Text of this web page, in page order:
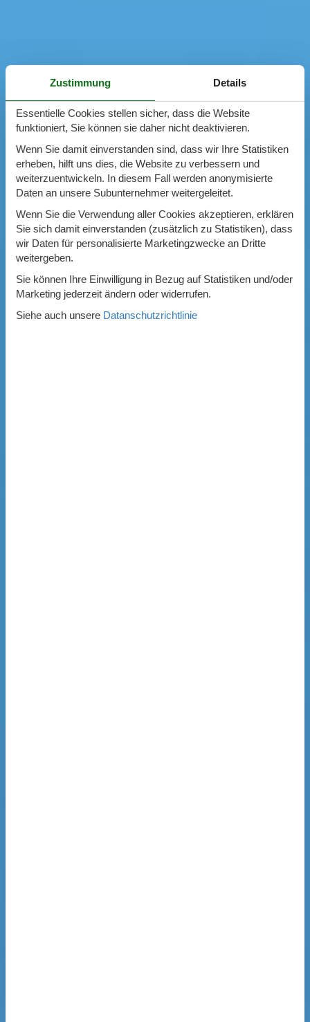
Zustimmung Details
Essentielle Cookies stellen sicher, dass die Website
funktioniert, Sie können sie daher nicht deaktivieren.
Wenn Sie damit einverstanden sind, dass wir Ihre Statistiken
erheben, hilft uns dies, die Website zu verbessern und
weiterzuentwickeln. In diesem Fall werden anonymisierte
Daten an unsere Subunternehmer weitergeleitet.
Wenn Sie die Verwendung aller Cookies akzeptieren, erklären
Sie sich damit einverstanden (zusätzlich zu Statistiken), dass
wir Daten für personalisierte Marketingzwecke an Dritte
weitergeben.
Sie können Ihre Einwilligung in Bezug auf Statistiken und/oder
Marketing jederzeit ändern oder widerrufen.
Siehe auch unsere Datanschutzrichtlinie